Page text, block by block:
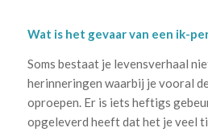
Wat is het gevaar van een ik-
Soms bestaat je levensverhaal
herinneringen waarbij je vooral
oproepen. Er is iets heftigs
opgeleverd heeft dat het je veel